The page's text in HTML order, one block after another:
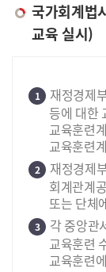
국가회계법
교육 실시)
1
재정경제
등에 대한
교육훈련
교육훈련
2
재정경제
회계관계
또는 단체
3
각 중앙관
교육훈련
교육훈련